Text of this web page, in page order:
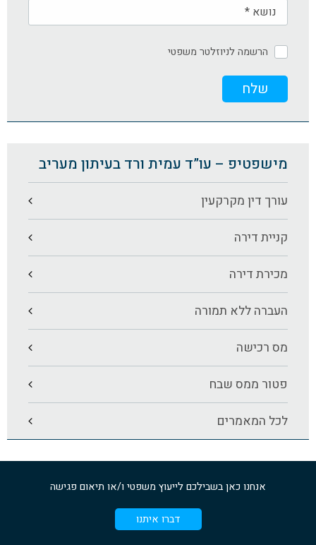
הרשמה לניוזלטר משפטי
מישפטיפ – עו”ד עמית ורד בעיתון מעריב
עורך דין מקרקעין
קניית דירה
מכירת דירה
העברה ללא תמורה
מס רכישה
פטור ממס שבח
לכל המאמרים
אנחנו כאן בשבילכם לייעוץ משפטי ו/או תיאום פגישה
דברו איתנו